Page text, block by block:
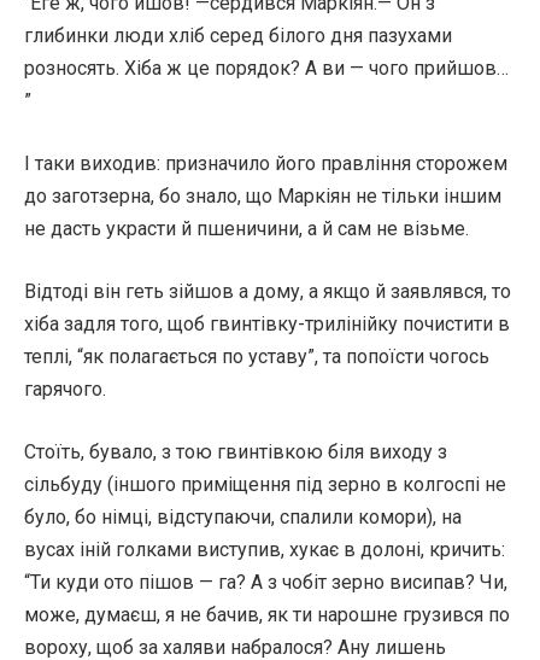
глибинки люди хліб серед білого дня пазухами
розносять. Хіба ж це порядок? А ви — чого прийшов…
”
І таки виходив: призначило його правління сторожем
до заготзерна, бо знало, що Маркіян не тільки іншим
не дасть украсти й пшеничини, а й сам не візьме.
Відтоді він геть зійшов а дому, а якщо й заявлявся, то
хіба задля того, щоб гвинтівку-трилінійку почистити в
теплі, “як полагається по уставу”, та попоїсти чогось
гарячого.
Стоїть, бувало, з тою гвинтівкою біля виходу з
сільбуду (іншого приміщення під зерно в колгоспі не
було, бо німці, відступаючи, спалили комори), на
вусах іній голками виступив, хукає в долоні, кричить:
“Ти куди ото пішов — га? А з чобіт зерно висипав? Чи,
може, думаєш, я не бачив, як ти нарошне грузився по
вороху, щоб за халяви набралося? Ану лишень